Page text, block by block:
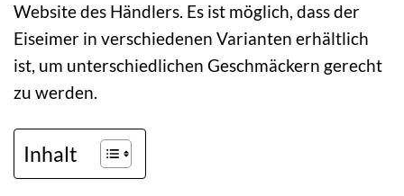
Website des Händlers. Es ist möglich, dass der
Eiseimer in verschiedenen Varianten erhältlich
ist, um unterschiedlichen Geschmäckern gerecht
zu werden.
Inhalt